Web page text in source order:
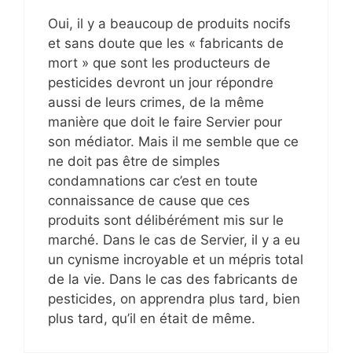
Oui, il y a beaucoup de produits nocifs
et sans doute que les « fabricants de
mort » que sont les producteurs de
pesticides devront un jour répondre
aussi de leurs crimes, de la même
manière que doit le faire Servier pour
son médiator. Mais il me semble que ce
ne doit pas être de simples
condamnations car c’est en toute
connaissance de cause que ces
produits sont délibérément mis sur le
marché. Dans le cas de Servier, il y a eu
un cynisme incroyable et un mépris total
de la vie. Dans le cas des fabricants de
pesticides, on apprendra plus tard, bien
plus tard, qu’il en était de même.